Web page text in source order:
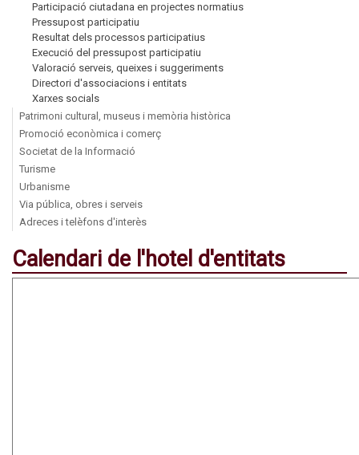
Participació ciutadana en projectes normatius
Pressupost participatiu
Resultat dels processos participatius
Execució del pressupost participatiu
Valoració serveis, queixes i suggeriments
Directori d'associacions i entitats
Xarxes socials
Patrimoni cultural, museus i memòria històrica
Promoció econòmica i comerç
Societat de la Informació
Turisme
Urbanisme
Via pública, obres i serveis
Adreces i telèfons d'interès
Calendari de l'hotel d'entitats